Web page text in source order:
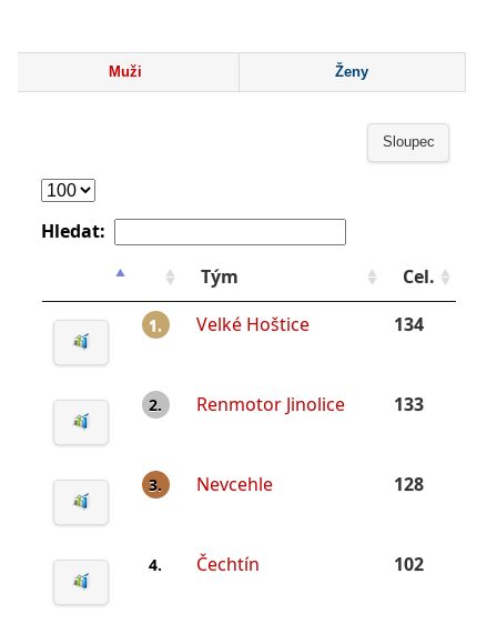
Muži Ženy
Sloupec
Hledat:
Tým
Cel.
1. Velké Hoštice 134
2. Renmotor Jinolice 133
3. Nevcehle 128
4. Čechtín 102